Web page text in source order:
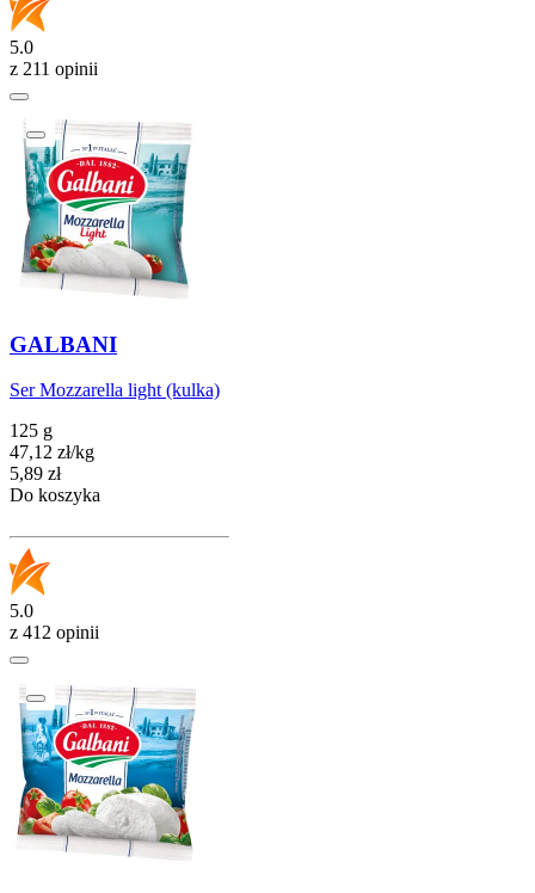
5.0
z 211 opinii
GALBANI
Ser Mozzarella light (kulka)
125 g
47,12 zł/kg
Cena
5,89 zł
Do koszyka
5.0
z 412 opinii